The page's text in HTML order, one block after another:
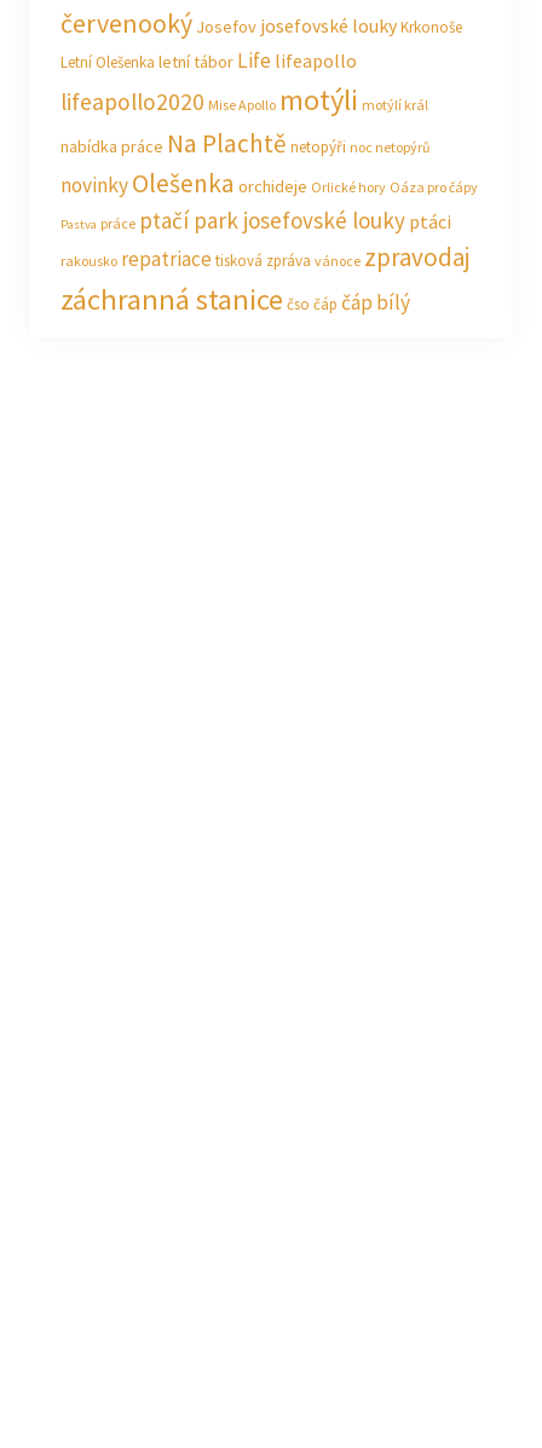
červenooký Josefov josefovské loukyKrkonoše
Letní Olešenka letní tábor Life lifeapollo
lifeapollo2020 Mise Apollo motýli motýlí král
nabídka práce Na Plachtě netopýři noc netopýrů
novinkyOlešenka orchideje Orlické hory Oáza pro čápy
Pastva práce ptačí park josefovské louky ptáci
rakousko repatriacetisková zpráva vánoce zpravodaj
záchranná stanice čso čáp čáp bílý